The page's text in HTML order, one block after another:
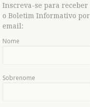
Inscreva-se para receber
o Boletim Informativo por
email:
Nome
Sobrenome